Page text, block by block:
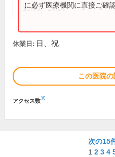
13:00～18:00 ● ●
に必ず医療機関に直接ご確
休業日: 日、祝
この医院
アクセス数※
次の15
1 2 3 4